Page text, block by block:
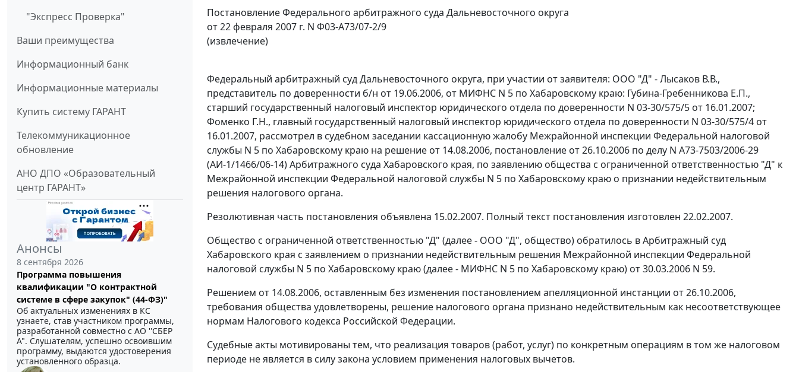
"Экспресс Проверка"
Ваши преимущества
Информационный банк
Информационные материалы
Купить систему ГАРАНТ
Телекоммуникационное
обновление
АНО ДПО «Образовательный
центр ГАРАНТ»
Анонсы
8 сентября 2026
Программа повышения
квалификации "О контрактной
системе в сфере закупок" (44-ФЗ)"
Об актуальных изменениях в КС
узнаете, став участником программы,
разработанной совместно с АО ''СБЕР
А". Слушателям, успешно освоившим
программу, выдаются удостоверения
установленного образца.
Постановление Федерального арбитражного суда Дальневосточного округа
от 22 февраля 2007 г. N Ф03-А73/07-2/9
(извлечение)
Федеральный арбитражный суд Дальневосточного округа, при участии от заявителя: ООО "Д" - Лысаков В.В.,
представитель по доверенности б/н от 19.06.2006, от МИФНС N 5 по Хабаровскому краю: Губина-Гребенникова Е.П.,
старший государственный налоговый инспектор юридического отдела по доверенности N 03-30/575/5 от 16.01.2007;
Фоменко Г.Н., главный государственный налоговый инспектор юридического отдела по доверенности N 03-30/575/4 от
16.01.2007, рассмотрел в судебном заседании кассационную жалобу Межрайонной инспекции Федеральной налоговой
службы N 5 по Хабаровскому краю на решение от 14.08.2006, постановление от 26.10.2006 по делу N А73-7503/2006-29
(АИ-1/1466/06-14) Арбитражного суда Хабаровского края, по заявлению общества с ограниченной ответственностью "Д" к
Межрайонной инспекции Федеральной налоговой службы N 5 по Хабаровскому краю о признании недействительным
решения налогового органа.
Резолютивная часть постановления объявлена 15.02.2007. Полный текст постановления изготовлен 22.02.2007.
Общество с ограниченной ответственностью "Д" (далее - ООО "Д", общество) обратилось в Арбитражный суд
Хабаровского края с заявлением о признании недействительным решения Межрайонной инспекции Федеральной
налоговой службы N 5 по Хабаровскому краю (далее - МИФНС N 5 по Хабаровскому краю) от 30.03.2006 N 59.
Решением от 14.08.2006, оставленным без изменения постановлением апелляционной инстанции от 26.10.2006,
требования общества удовлетворены, решение налогового органа признано недействительным как несоответствующее
нормам Налогового кодекса Российской Федерации.
Судебные акты мотивированы тем, что реализация товаров (работ, услуг) по конкретным операциям в том же налоговом
периоде не является в силу закона условием применения налоговых вычетов.